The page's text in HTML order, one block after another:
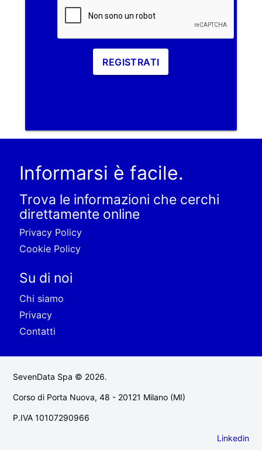
REGISTRATI
Informarsi è facile.
Trova le informazioni che cerchi
direttamente online
Privacy Policy
Cookie Policy
Su di noi
Chi siamo
Privacy
Contatti
SevenData Spa © 2026.
Corso di Porta Nuova, 48 - 20121 Milano (MI)
P.IVA 10107290966
Linkedin